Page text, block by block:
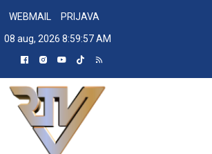
WEBMAIL
PRIJAVA
08 aug, 2026 8:59:58 AM